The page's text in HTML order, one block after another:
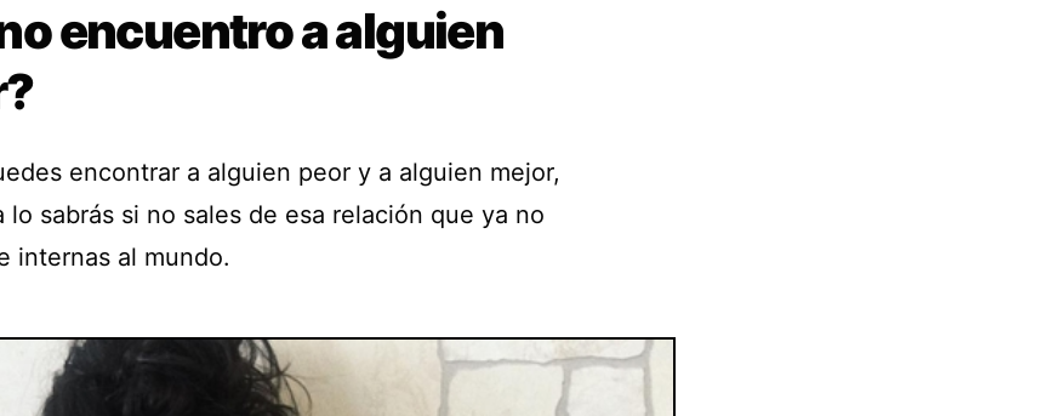
encuentro a alguien
encontrar a alguien peor y a alguien mejor,
lo sabrás si no sales de esa relación que ya no
internas al mundo.